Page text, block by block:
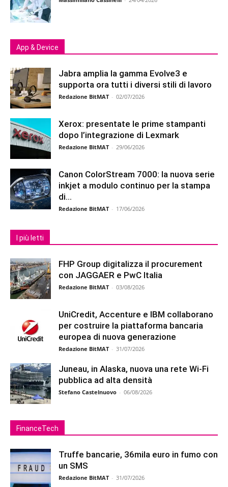
App & Device
Jabra amplia la gamma Evolve3 e
supporta ora tutti i diversi stili di lavoro
Redazione BitMAT - 02/07/2026
Xerox: presentate le prime stampanti
dopo l’integrazione di Lexmark
Redazione BitMAT - 29/06/2026
Canon ColorStream 7000: la nuova serie
inkjet a modulo continuo per la stampa
di...
Redazione BitMAT - 17/06/2026
I più letti
FHP Group digitalizza il procurement
con JAGGAER e PwC Italia
Redazione BitMAT - 03/08/2026
UniCredit, Accenture e IBM collaborano
per costruire la piattaforma bancaria
europea di nuova generazione
Redazione BitMAT - 31/07/2026
Juneau, in Alaska, nuova una rete Wi-Fi
pubblica ad alta densità
Stefano Castelnuovo - 06/08/2026
FinanceTech
Truffe bancarie, 36mila euro in fumo con
un SMS
Redazione BitMAT - 31/07/2026